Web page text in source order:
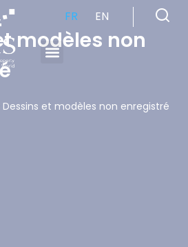
FR EN
modèles non
Dessins et modèles non enregistré